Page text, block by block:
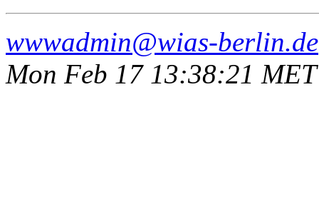
wwwadmin@wias-berlin.de
Mon Feb 17 13:38:21